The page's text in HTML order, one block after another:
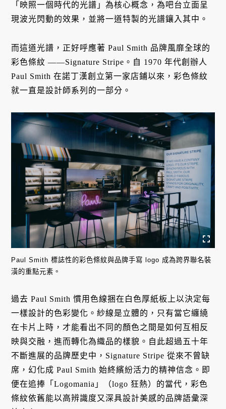
「映照一個時代的光譜」為核心概念，為吧台立面呈
現波光閃動的效果，並將一道特製的光譜鑲入其中。
而這道光譜，正好呼應著 Paul Smith 品牌風靡全球的
彩色條紋 ——Signature Stripe。自 1970 年代創辦人
Paul Smith 在諾丁漢創立第一家店鋪以來，彩色條紋
就一直是設計師系列的一部分。
Paul Smith 標誌性的彩色條紋與品牌手寫 logo 成為跨界聯名裝
潢的重點元素。
過去 Paul Smith 慣用色線捆在白色厚紙板上以決定每
一樣設計的色彩變化。紗線是立體的，只有當它纏繞
在卡片上時，才能看出不同的顏色之間是如何互相反
映與交融，進而轉化為織品的樣貌。自此超過五十年
不斷進展的品牌歷史中，Signature Stripe 從來不曾缺
席，幻化成 Paul Smith 始終繽紛活力的精神信念。即
便在追捧「Logomania」（logo 狂熱）的當代，彩色
條紋依舊能以高辨識度又深具設計美感的品牌語彙深